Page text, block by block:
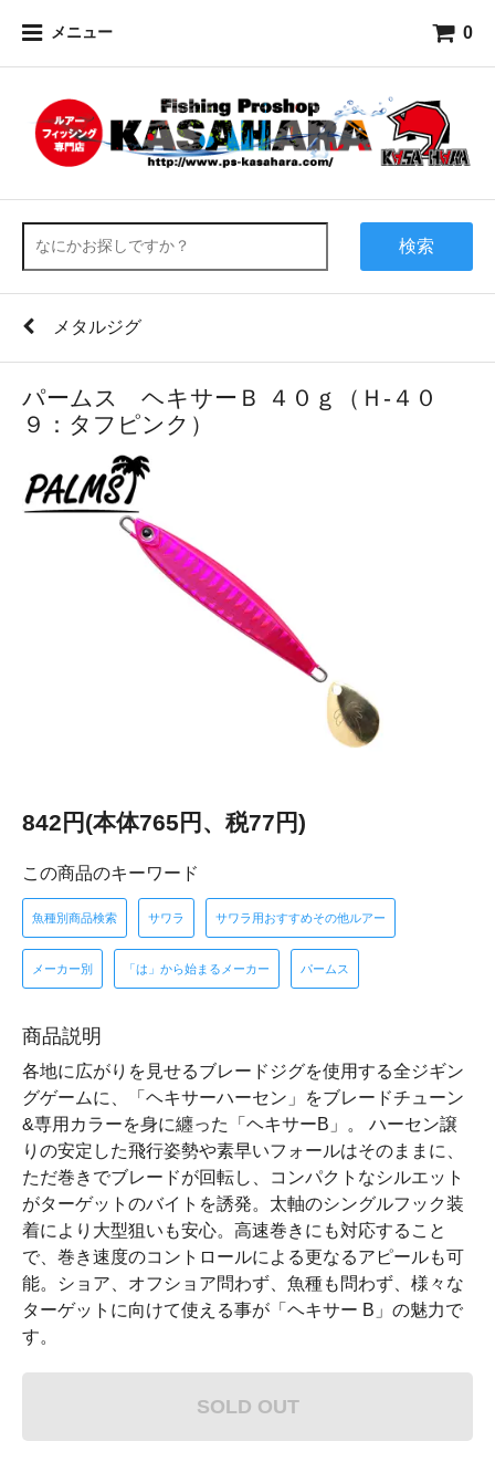
メニュー 0
検索
メタルジグ
パームス ヘキサーＢ ４０ｇ（Ｈ-４０
９：タフピンク）
842円(本体765円、税77円)
この商品のキーワード
魚種別商品検索 サワラ サワラ用おすすめその他ルアー
メーカー別 「は」から始まるメーカー パームス
商品説明
各地に広がりを見せるブレードジグを使用する全ジギン
グゲームに、「ヘキサーハーセン」をブレードチューン
&専用カラーを身に纏った「ヘキサーB」。 ハーセン譲
りの安定した飛行姿勢や素早いフォールはそのままに、
ただ巻きでブレードが回転し、コンパクトなシルエット
がターゲットのバイトを誘発。太軸のシングルフック装
着により大型狙いも安心。高速巻きにも対応すること
で、巻き速度のコントロールによる更なるアピールも可
能。ショア、オフショア問わず、魚種も問わず、様々な
ターゲットに向けて使える事が「ヘキサー B」の魅力で
す。
SOLD OUT